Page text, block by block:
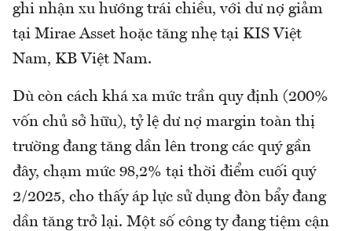
ghi nhận xu hướng trái chiều, với dư nợ giảm
tại Mirae Asset hoặc tăng nhẹ tại KIS Việt
Nam, KB Việt Nam.
Dù còn cách khá xa mức trần quy định (200%
vốn chủ sở hữu), tỷ lệ dư nợ margin toàn thị
trường đang tăng dần lên trong các quý gần
đây, chạm mức 98,2% tại thời điểm cuối quý
2/2025, cho thấy áp lực sử dụng đòn bẩy đang
dần tăng trở lại. Một số công ty đang tiệm cận